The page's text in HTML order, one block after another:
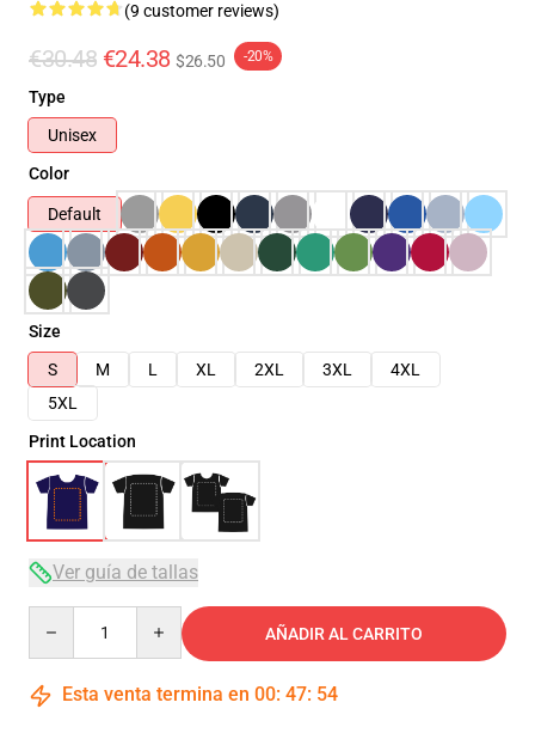
(9 customer reviews)
€30.48 €24.38 $26.50 -20%
Type
Unisex
Color
Default
Size
S
M L XL 2XL 3XL
4XL
5XL
Print Location
Ver guía de tallas
AÑADIR AL CARRITO
Esta venta termina en 00: 47: 53